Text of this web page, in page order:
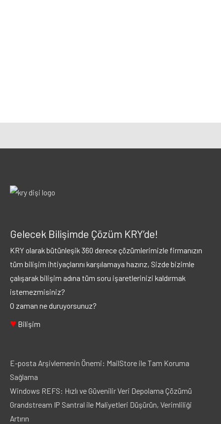
Gelecek Bilişimde Çözüm KRY’de!
KRY olarak bütünleşik 360 derece çözümlerimizle firmanızın
tüm bilişim ihtiyaçlarını karşılamaya hazırız, Sizde bizimle
çalışarak bilişim adına tüm soru işaretlerinizi kaldırmak
istemezmisiniz?
O zaman ne duruyorsunuz?
♥ Bilişim
E-posta Arşivlemenin Önemi: MailStore ile Tam Koruma
Sağlama
Windows REFS: Hızlı ve Güvenilir Veri Depolama Çözümü
Grandstream IP Santral ile Maliyetleri Düşürün, Verimliliği
Artırın